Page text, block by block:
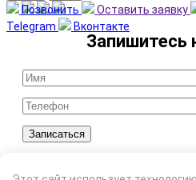
Позвонить Оставить заявку
Telegram
Вконтакте
Записаться